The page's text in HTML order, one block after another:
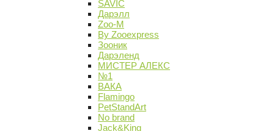
SAVIC
Дарэлл
Zoo-M
By Zooexpress
Зооник
Дарэленд
МИСТЕР АЛЕКС
№1
ВАКА
Flamingo
PetStandArt
No brand
Jack&King